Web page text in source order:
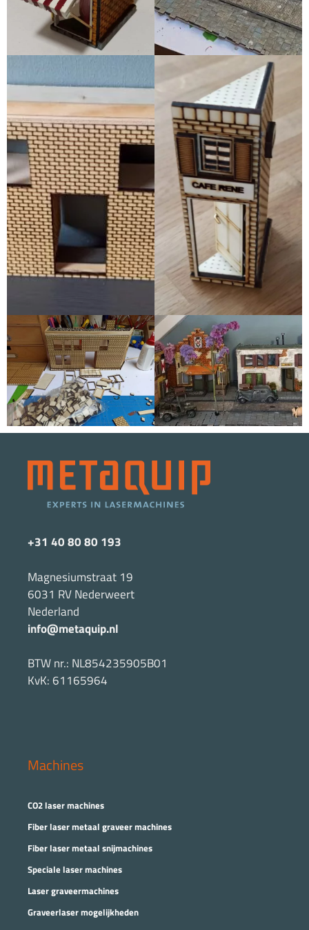
+31 40 80 80 193
Magnesiumstraat 19
6031 RV Nederweert
Nederland
info@metaquip.nl
BTW nr.: NL854235905B01
KvK: 61165964
Machines
CO2 laser machines
Fiber laser metaal graveer machines
Fiber laser metaal snijmachines
Speciale laser machines
Laser graveermachines
Graveerlaser mogelijkheden